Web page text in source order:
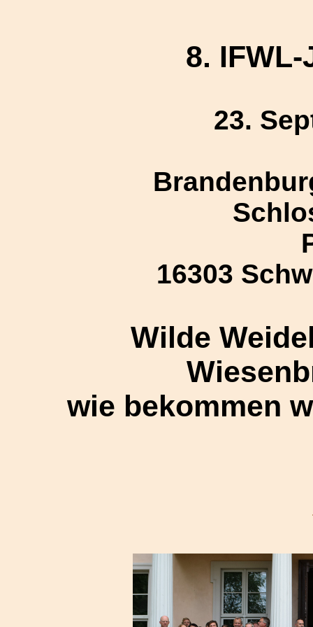
8.
23.
16303
Wilde
wie bekommen